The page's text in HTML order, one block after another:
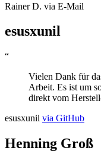
Rainer D. via E-Mail
esusxunil
“
Vielen Dank für
Arbeit. Es ist um
direkt vom
esusxunil via GitHub
Henning Groß